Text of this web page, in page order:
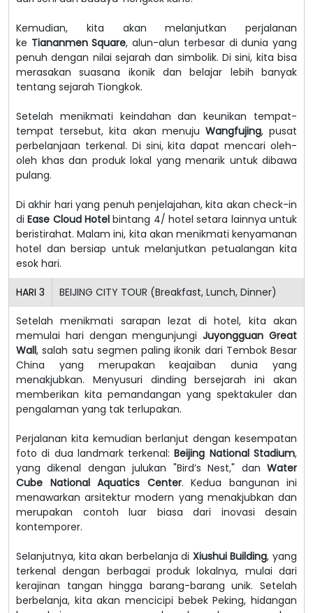
Kemudian, kita akan melanjutkan perjalanan
ke Tiananmen Square, alun-alun terbesar di dunia yang
penuh dengan nilai sejarah dan simbolik. Di sini, kita bisa
merasakan suasana ikonik dan belajar lebih banyak
tentang sejarah Tiongkok.
Setelah menikmati keindahan dan keunikan tempat-
tempat tersebut, kita akan menuju Wangfujing, pusat
perbelanjaan terkenal. Di sini, kita dapat mencari oleh-
oleh khas dan produk lokal yang menarik untuk dibawa
pulang.
Di akhir hari yang penuh penjelajahan, kita akan check-in
diEase Cloud Hotel bintang 4/ hotel setara lainnya untuk
beristirahat. Malam ini, kita akan menikmati kenyamanan
hotel dan bersiap untuk melanjutkan petualangan kita
esok hari.
HARI 3 BEIJING CITY TOUR (Breakfast, Lunch, Dinner)
Setelah menikmati sarapan lezat di hotel, kita akan
memulai hari dengan mengunjungiJuyongguan Great
Wall, salah satu segmen paling ikonik dari Tembok Besar
China yang merupakan keajaiban dunia yang
menakjubkan. Menyusuri dinding bersejarah ini akan
memberikan kita pemandangan yang spektakuler dan
pengalaman yang tak terlupakan.
Perjalanan kita kemudian berlanjut dengan kesempatan
foto di dua landmark terkenal:Beijing National Stadium,
yang dikenal dengan julukan "Bird’s Nest," dan Water
Cube National Aquatics Center. Kedua bangunan ini
menawarkan arsitektur modern yang menakjubkan dan
merupakan contoh luar biasa dari inovasi desain
kontemporer.
Selanjutnya, kita akan berbelanja di Xiushui Building, yang
terkenal dengan berbagai produk lokalnya, mulai dari
kerajinan tangan hingga barang-barang unik. Setelah
berbelanja, kita akan mencicipi bebek Peking, hidangan